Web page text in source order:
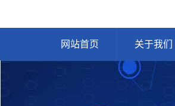
网站首页 关于我们